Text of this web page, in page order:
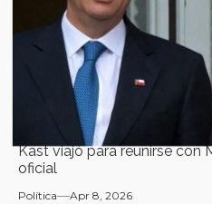
Kast viajó para reunirse con
oficial
Política Apr 8, 2026